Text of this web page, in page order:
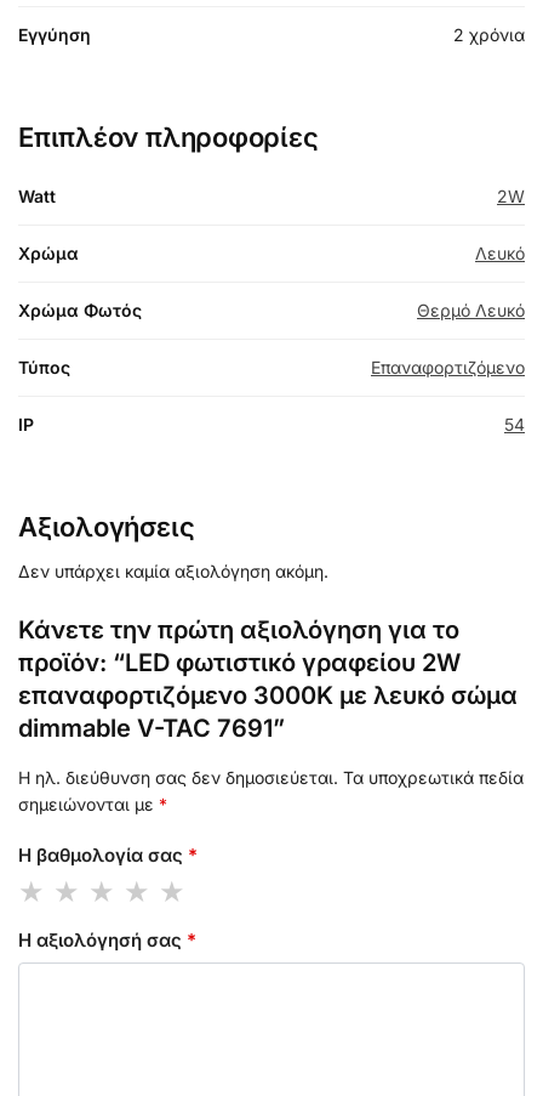
Εγγύηση 2 χρόνια
Επιπλέον πληροφορίες
Watt 2W
Χρώμα Λευκό
Χρώμα Φωτός Θερμό Λευκό
Τύπος Επαναφορτιζόμενο
IP 54
Αξιολογήσεις
Δεν υπάρχει καμία αξιολόγηση ακόμη.
Κάνετε την πρώτη αξιολόγηση για το
προϊόν: “LED φωτιστικό γραφείου 2W
επαναφορτιζόμενο 3000Κ με λευκό σώμα
dimmable V-TAC 7691”
Η ηλ. διεύθυνση σας δεν δημοσιεύεται. Τα υποχρεωτικά πεδία
σημειώνονται με *
Η βαθμολογία σας *
Η αξιολόγησή σας *